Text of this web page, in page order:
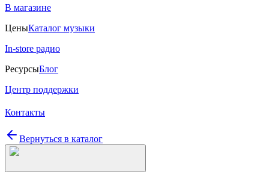
В магазине
ЦеныКаталог музыки
In-store радио
РесурсыБлог
Центр поддержки
Контакты
Вернуться в каталог